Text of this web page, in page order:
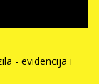
- evidencija i